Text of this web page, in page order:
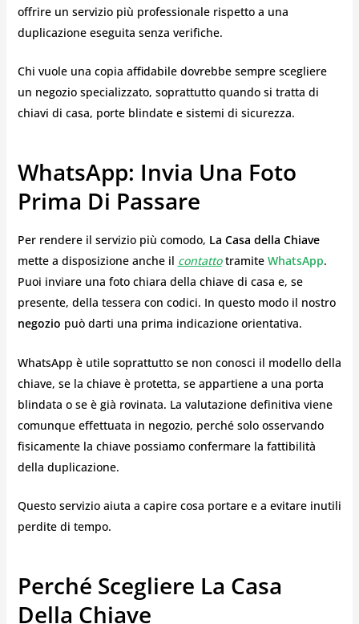
offrire un servizio più professionale rispetto a una
duplicazione eseguita senza verifiche.
Chi vuole una copia affidabile dovrebbe sempre scegliere
un negozio specializzato, soprattutto quando si tratta di
chiavi di casa, porte blindate e sistemi di sicurezza.
WhatsApp: Invia Una Foto
Prima Di Passare
Per rendere il servizio più comodo, La Casa della Chiave
mette a disposizione anche il contattotramite WhatsApp.
Puoi inviare una foto chiara della chiave di casa e, se
presente, della tessera con codici. In questo modo il nostro
negozio può darti una prima indicazione orientativa.
WhatsApp è utile soprattutto se non conosci il modello della
chiave, se la chiave è protetta, se appartiene a una porta
blindata o se è già rovinata. La valutazione definitiva viene
comunque effettuata in negozio, perché solo osservando
fisicamente la chiave possiamo confermare la fattibilità
della duplicazione.
Questo servizio aiuta a capire cosa portare e a evitare inutili
perdite di tempo.
Perché Scegliere La Casa
Della Chiave